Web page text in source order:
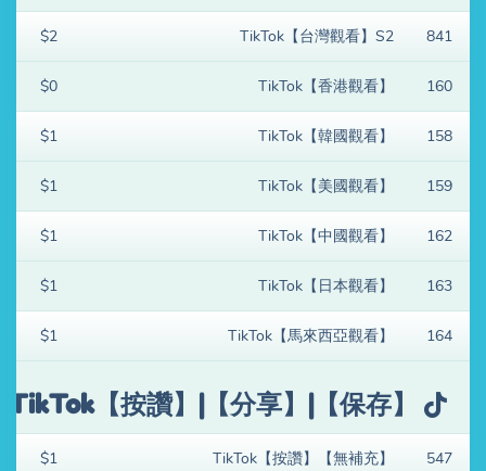
841
TikTok【台灣觀看】S2
$2
160
TikTok【香港觀看】
$0
158
TikTok【韓國觀看】
$1
159
TikTok【美國觀看】
$1
162
TikTok【中國觀看】
$1
163
TikTok【日本觀看】
$1
164
TikTok【馬來西亞觀看】
$1
TikTok【按讚】|【分享】|【保存】
547
TikTok【按讚】【無補充】
$1